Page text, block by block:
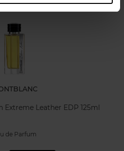
Leather EDP 125ml
de Parfum